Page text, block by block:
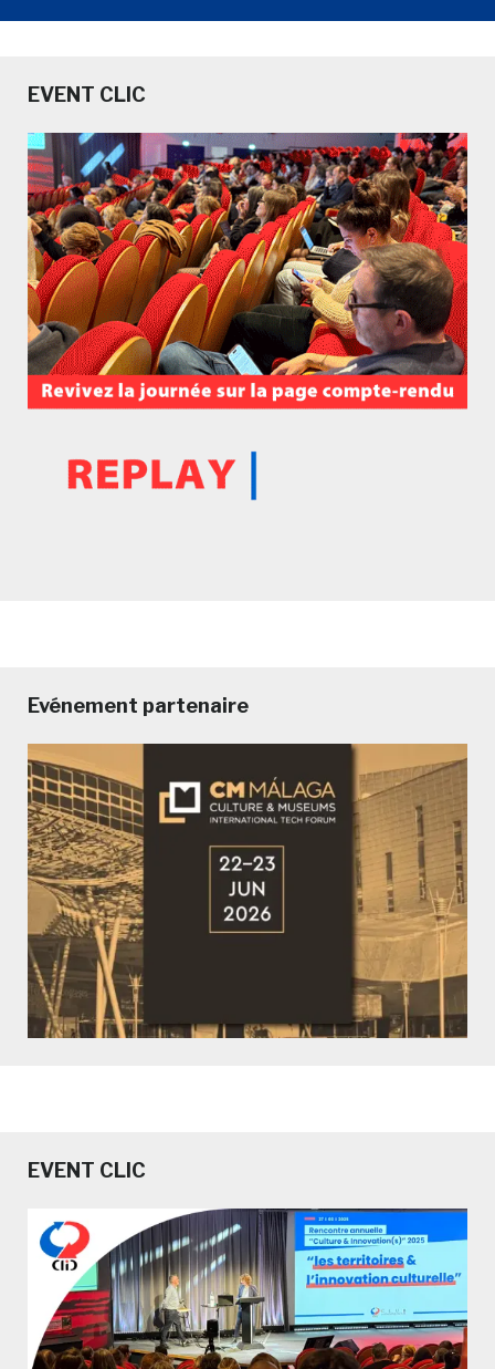
EVENT CLIC
Evénement partenaire
EVENT CLIC